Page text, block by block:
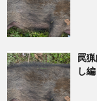
罠
し